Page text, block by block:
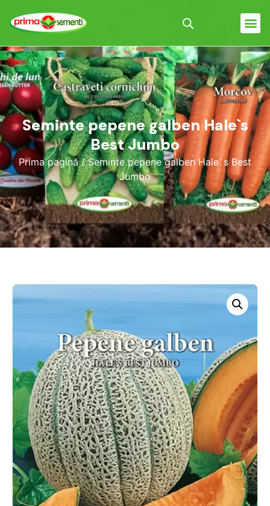
Seminte pepene galben Hale`s
Best Jumbo
Prima pagină/ Seminte pepene galben Hale`s Best
Jumbo